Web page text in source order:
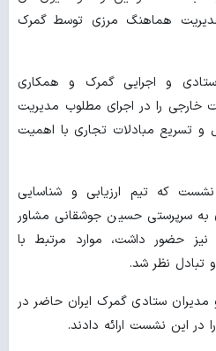
مدیریت هماهنگ مرزی توسط گمرک
و اجرایی گمرک و همکاری
خارجی را در اجرای مطلوب مدیریت
تسریع مبادلات تجاری با اهمیت
که تیم ارزیابی و شناسایی
به سرپرستی حسین جوشقانی مشاور
نیز حضور داشت، موارد مرتبط با
نظر شد.
مدیران ستادی گمرک ایران حاضر در
در این نشست ارائه دادند.